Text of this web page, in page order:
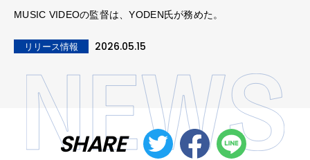
MUSIC VIDEOの監督は、YODEN氏が務めた。
リリース情報 2026.05.15
SHARE